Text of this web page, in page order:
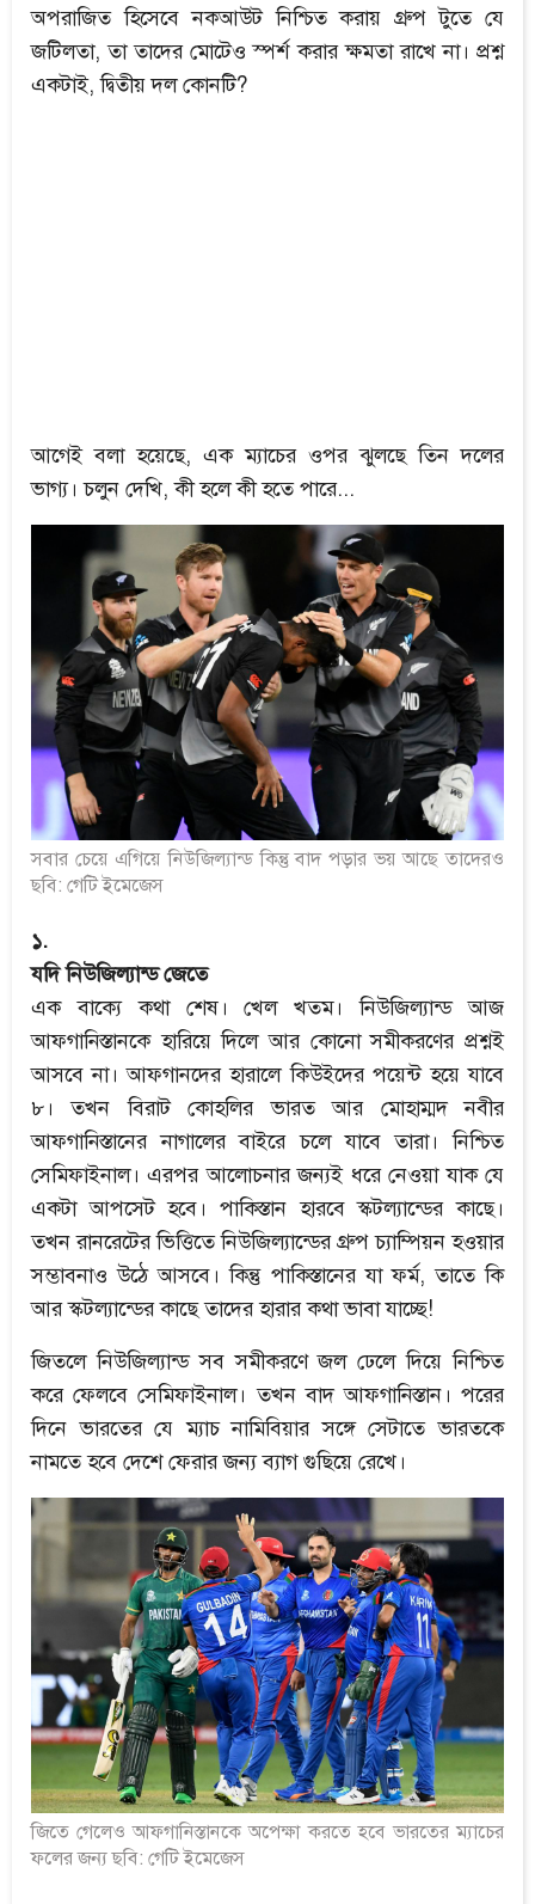
অপরাজিত হিসেবে নকআউট নিশ্চিত করায় গ্রুপ টুতে যে
জটিলতা, তা তাদের মোটেও স্পর্শ করার ক্ষমতা রাখে না। প্রশ্ন
একটাই, দ্বিতীয় দল কোনটি?
আগেই বলা হয়েছে, এক ম্যাচের ওপর ঝুলছে তিন দলের
ভাগ্য। চলুন দেখি, কী হলে কী হতে পারে...
সবার চেয়ে এগিয়ে নিউজিল্যান্ড কিন্তু বাদ পড়ার ভয় আছে তাদেরও
ছবি: গেটি ইমেজেস
১.
যদি নিউজিল্যান্ড জেতে
এক বাক্যে কথা শেষ। খেল খতম। নিউজিল্যান্ড আজ
আফগানিস্তানকে হারিয়ে দিলে আর কোনো সমীকরণের প্রশ্নই
আসবে না। আফগানদের হারালে কিউইদের পয়েন্ট হয়ে যাবে
৮। তখন বিরাট কোহলির ভারত আর মোহাম্মদ নবীর
আফগানিস্তানের নাগালের বাইরে চলে যাবে তারা। নিশ্চিত
সেমিফাইনাল। এরপর আলোচনার জন্যই ধরে নেওয়া যাক যে
একটা আপসেট হবে। পাকিস্তান হারবে স্কটল্যান্ডের কাছে।
তখন রানরেটের ভিত্তিতে নিউজিল্যান্ডের গ্রুপ চ্যাম্পিয়ন হওয়ার
সম্ভাবনাও উঠে আসবে। কিন্তু পাকিস্তানের যা ফর্ম, তাতে কি
আর স্কটল্যান্ডের কাছে তাদের হারার কথা ভাবা যাচ্ছে!
জিতলে নিউজিল্যান্ড সব সমীকরণে জল ঢেলে দিয়ে নিশ্চিত
করে ফেলবে সেমিফাইনাল। তখন বাদ আফগানিস্তান। পরের
দিনে ভারতের যে ম্যাচ নামিবিয়ার সঙ্গে সেটাতে ভারতকে
নামতে হবে দেশে ফেরার জন্য ব্যাগ গুছিয়ে রেখে।
জিতে গেলেও আফগানিস্তানকে অপেক্ষা করতে হবে ভারতের ম্যাচের
ফলের জন্য ছবি: গেটি ইমেজেস